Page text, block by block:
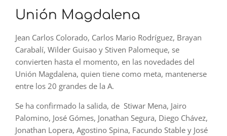
Unión Magdalena
Jean Carlos Colorado, Carlos Mario Rodríguez, Brayan
Carabalí, Wilder Guisao y Stiven Palomeque, se
convierten hasta el momento, en las novedades del
Unión Magdalena, quien tiene como meta, mantenerse
entre los 20 grandes de la A.
Se ha confirmado la salida, de Stiwar Mena, Jairo
Palomino, José Gómes, Jonathan Segura, Diego Chávez,
Jonathan Lopera, Agostino Spina, Facundo Stable y José